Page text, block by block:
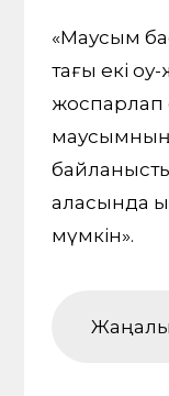
«Маусым
тағы екі
жоспарлап
маусымның
қаласында
мүмкін».